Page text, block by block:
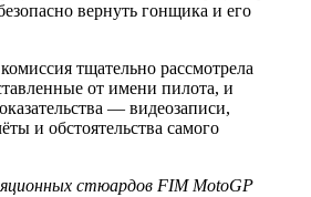
вернуть гонщика и его
тщательно рассмотрела
от имени пилота, и
— видеозаписи,
и обстоятельства самого
стюардов FIM MotoGP